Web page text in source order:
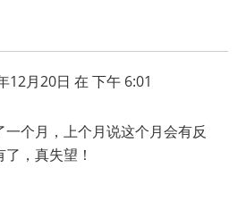
12月20日 在 下午 6:01
个月，上个月说这个月会有反
，真失望！